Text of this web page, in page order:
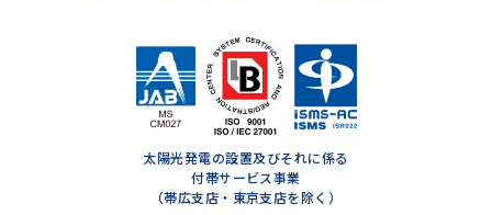
太陽光発電の設置及びそれに係る
付帯サービス事業
（帯広支店・東京支店を除く）